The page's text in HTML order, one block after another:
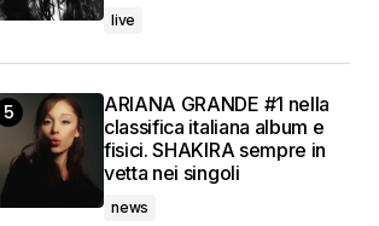
live
ARIANA GRANDE #1 nella
classifica italiana album e
fisici. SHAKIRA sempre in
vetta nei singoli
news